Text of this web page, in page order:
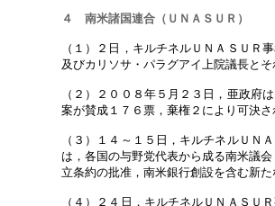
４ 南米諸国連合（ＵＮＡＳＵＲ）
（１）２日，キルチネルＵＮＡＳＵＲ
及びカリソサ・パラグアイ上院議長と
（２）２００８年５月２３日，亜政府
案が賛成１７６票，棄権２により可決
（３）１４～１５日，キルチネルＵＮ
は，各国の与野党代表から成る南米議
立条約の批准，南米銀行創設を含む新
（４）２４日，キルチネルＵＮＡＳＵ